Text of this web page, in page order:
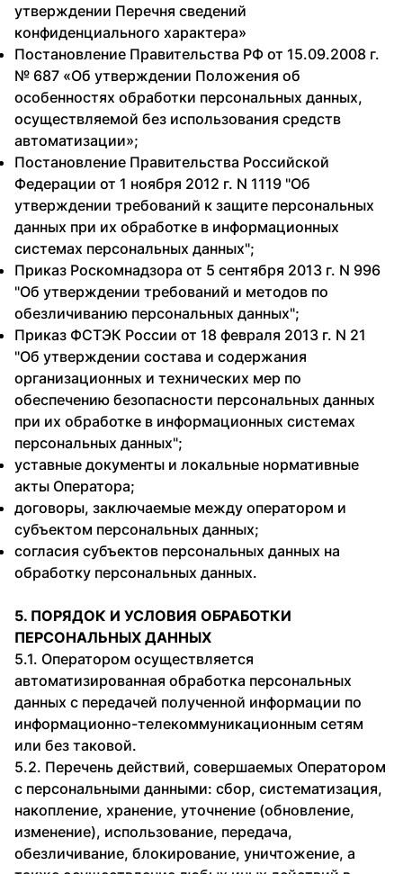
утверждении Перечня сведений
конфиденциального характера»
Постановление Правительства РФ от 15.09.2008 г.
№ 687 «Об утверждении Положения об
особенностях обработки персональных данных,
осуществляемой без использования средств
автоматизации»;
Постановление Правительства Российской
Федерации от 1 ноября 2012 г. N 1119 "Об
утверждении требований к защите персональных
данных при их обработке в информационных
системах персональных данных";
Приказ Роскомнадзора от 5 сентября 2013 г. N 996
"Об утверждении требований и методов по
обезличиванию персональных данных";
Приказ ФСТЭК России от 18 февраля 2013 г. N 21
"Об утверждении состава и содержания
организационных и технических мер по
обеспечению безопасности персональных данных
при их обработке в информационных системах
персональных данных";
уставные документы и локальные нормативные
акты Оператора;
договоры, заключаемые между оператором и
субъектом персональных данных;
согласия субъектов персональных данных на
обработку персональных данных.
5. ПОРЯДОК И УСЛОВИЯ ОБРАБОТКИ
ПЕРСОНАЛЬНЫХ ДАННЫХ
5.1. Оператором осуществляется
автоматизированная обработка персональных
данных с передачей полученной информации по
информационно-телекоммуникационным сетям
или без таковой.
5.2. Перечень действий, совершаемых Оператором
с персональными данными: сбор, систематизация,
накопление, хранение, уточнение (обновление,
изменение), использование, передача,
обезличивание, блокирование, уничтожение, а